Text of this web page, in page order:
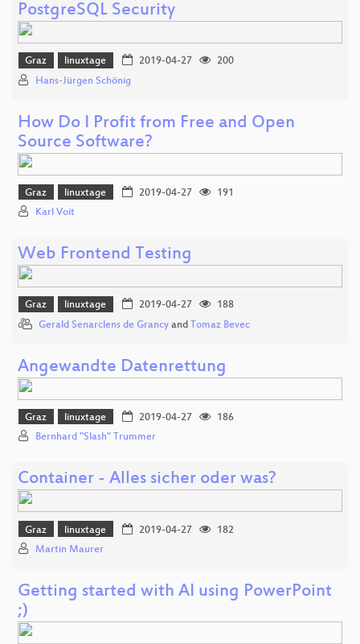
PostgreSQL Security
Graz linuxtage 2019-04-27
200
Hans-Jürgen Schönig
How Do I Profit from Free and Open
Source Software?
Graz linuxtage 2019-04-27
191
Karl Voit
Web Frontend Testing
Graz linuxtage 2019-04-27
188
Gerald Senarclens de Grancy and Tomaz Bevec
Angewandte Datenrettung
Graz linuxtage 2019-04-27
186
Bernhard "Slash" Trummer
Container - Alles sicher oder was?
Graz linuxtage 2019-04-27
182
Martin Maurer
Getting started with AI using PowerPoint
;)